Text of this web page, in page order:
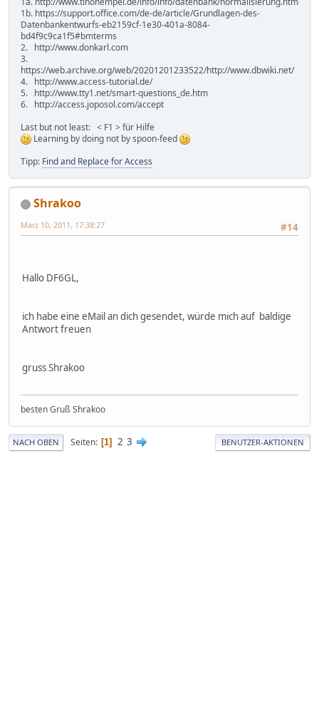
1b. https://support.office.com/de-de/article/Grundlagen-des-
Datenbankentwurfs-eb2159cf-1e30-401a-8084-
bd4f9c9ca1f5#bmterms
2. http://www.donkarl.com
3.
https://web.archive.org/web/20201201233522/http://www.dbwiki.net/
4. http://www.access-tutorial.de/
5. http://www.tty1.net/smart-questions_de.htm
6. http://access.joposol.com/accept
Last but not least: < F1 > für Hilfe
Learning by doing not by spoon-feed
Tipp: Find and Replace for Access
Shrakoo
#14
März 10, 2011, 17:38:27
Hallo DF6GL,
ich habe eine eMail an dich gesendet, würde mich auf baldige
Antwort freuen
gruss Shrakoo
besten Gruß Shrakoo
NACH OBEN Seiten 1 2 3 BENUTZER-AKTIONEN